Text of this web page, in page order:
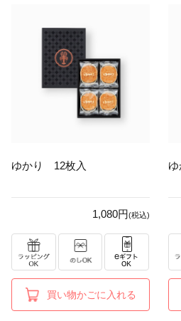
ゆかり 12枚入
1,080円(税込)
買い物かごに入れる